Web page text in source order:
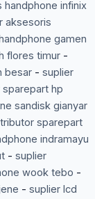
infinix
aksesoris
gamen
flores timur-
besar- suplier
sparepart hp
sandisk gianyar
sparepart
indramayu
- suplier
wook tebo -
- suplier lcd